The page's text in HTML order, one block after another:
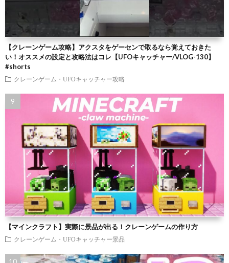
【クレーンゲーム攻略】アクスタをゲーセンで取るなら覚えておきた
い！オススメの設定と攻略法はコレ【UFOキャッチャー/VLOG-130】
#shorts
クレーンゲーム・UFOキャッチャー攻略
【マインクラフト】実際に景品が出る！クレーンゲームの作り方
クレーンゲーム・UFOキャッチャー景品